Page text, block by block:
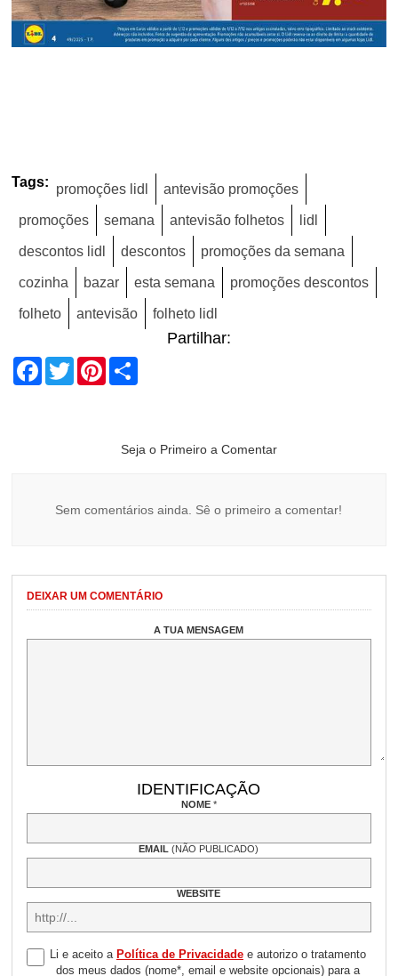
Tags: promoções lidl antevisão promoções
promoções semana antevisão folhetos lidl
descontos lidl descontos promoções da semana
cozinha bazar esta semana promoções descontos
folheto antevisão folheto lidl
Partilhar:
Facebook
TwitterPinterest
Seja o Primeiro a Comentar
Sem comentários ainda. Sê o primeiro a comentar!
DEIXAR UM COMENTÁRIO
A TUA MENSAGEM
IDENTIFICAÇÃO
NOME *
EMAIL(NÃO PUBLICADO)
WEBSITE
Li e aceito a Política de Privacidadee autorizo o tratamento
dos meus dados (nome*, email e website opcionais) para a